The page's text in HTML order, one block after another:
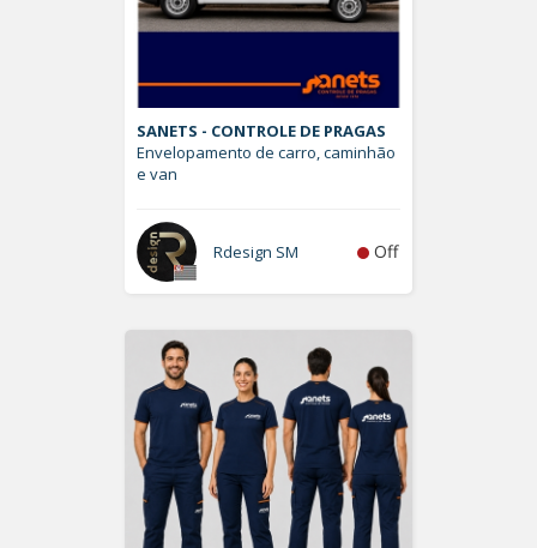
SANETS - CONTROLE DE PRAGAS
Envelopamento de carro, caminhão
e van
Rdesign SM Off